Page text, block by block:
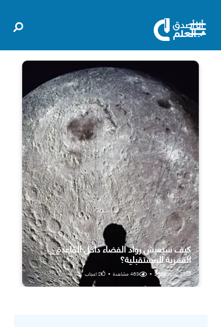
كيف سيعيش رواد الفضاء داخل القاعدة
القمرية المستقبلية؟
25 يوليو، 2026 •
463مشاهدة •
2اعجاب